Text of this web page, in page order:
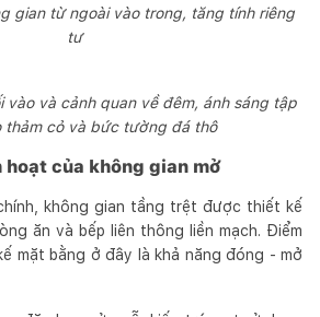
gian từ ngoài vào trong, tăng tính riêng
tư
vào và cảnh quan về đêm, ánh sáng tập
thảm cỏ và bức tường đá thô
của không gian mở
không gian tầng trệt được thiết kế
ăn và bếp liên thông liền mạch. Điểm
mặt bằng ở đây là khả năng đóng - mở